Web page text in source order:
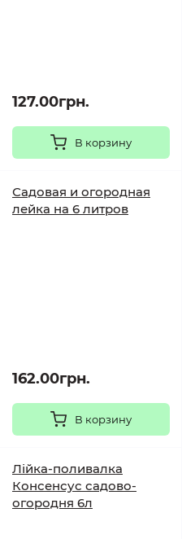
127.00грн.
В корзину
Садовая и огородная
лейка на 6 литров
162.00грн.
В корзину
Лійка-поливалка
Консенсус садово-
огородня 6л